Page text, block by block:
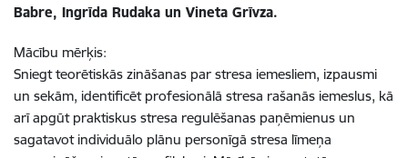
Babre, Ingrīda Rudaka un Vineta Grīvza.
Mācību mērķis:
Sniegt teorētiskās zināšanas par stresa iemesliem, izpausmi
un sekām, identificēt profesionālā stresa rašanās iemeslus, kā
arī apgūt praktiskus stresa regulēšanas paņēmienus un
sagatavot individuālo plānu personīgā stresa līmeņa